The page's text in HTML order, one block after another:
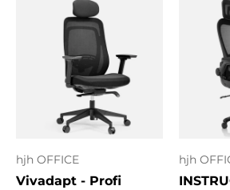
hjh OFFICE
Vivadapt - Profi
hjh